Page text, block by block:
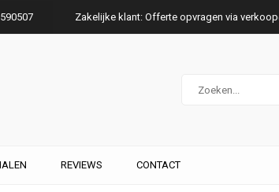
Zakelijke klant: Offerte opvragen via
REVIEWS CONTACT